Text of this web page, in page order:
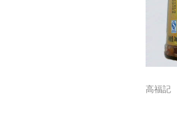
高福記